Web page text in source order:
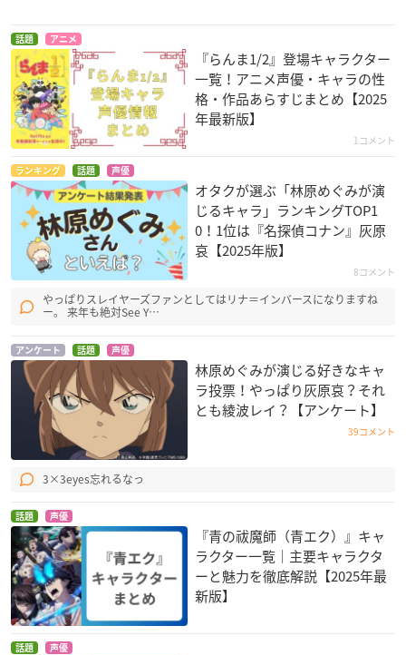
ハルハ・ラハル
ムサシ
RWBY VOLUME 4
レイヴン・ブランウ
ェン
ビーXY＆Z 「ボルケ
ニオンと機巧（から
くり）のマギアナ」
ムサシ
ビーXY「光輪（リン
グ）の超魔神 フー
パ」
ポケモン・ザ・ムー
ビーXY 「破壊の繭と
ディアンシー」
名探偵コナン 異次元
の狙撃手(スナイパ
ルパン三世 vs 名探偵
話題 アニメ
『らんま1/2』登場キャラクター
一覧！アニメ声優・キャラの性
格・作品あらすじまとめ【2025
年最新版】
1コメント
ランキング 話題 声優
オタクが選ぶ「林原めぐみが演
じるキャラ」ランキングTOP1
0！1位は『名探偵コナン』灰原
哀【2025年版】
8コメント
やっぱりスレイヤーズファンとしてはリナ＝インバースになりますね
ー。 来年も絶対See Y…
アンケート 話題 声優
林原めぐみが演じる好きなキャ
ラ投票！やっぱり灰原哀？それ
とも綾波レイ？【アンケート】
39コメント
3×3eyes忘れるなっ
話題 声優
『青の祓魔師（青エク）』キャ
ラクター一覧｜主要キャラクタ
ーと魅力を徹底解説【2025年最
新版】
話題 声優